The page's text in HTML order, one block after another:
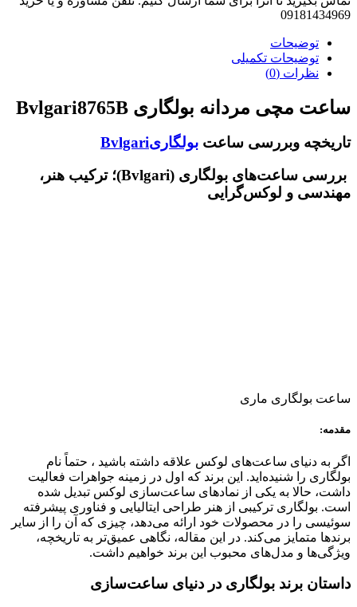
09181434969
توضیحات
توضیحات تکمیلی
نظرات (0)
ساعت مچی مردانه بولگاری Bvlgari8765B
تاریخچه وبررسی ساعت بولگاریBvlgari
بررسی ساعت‌های بولگاری (Bvlgari)؛ ترکیب هنر،
مهندسی و لوکس‌گرایی
ساعت بولگاری ماری
مقدمه:
اگر به دنیای ساعت‌های لوکس علاقه‌ داشته باشید ، حتماً نام
بولگاری را شنیده‌اید. این برند که اول در زمینه جواهرات فعالیت
داشت، حالا به یکی از نمادهای ساعت‌سازی لوکس تبدیل شده
است. بولگاری ترکیبی از هنر طراحی ایتالیایی و فناوری پیشرفته
سوئیسی را در محصولات خود ارائه می‌دهد، چیزی که آن را از سایر
برندها متمایز می‌کند. در این مقاله، نگاهی عمیق‌تر به تاریخچه،
ویژگی‌ها و مدل‌های محبوب این برند خواهیم داشت.
داستان برند بولگاری در دنیای ساعت‌سازی